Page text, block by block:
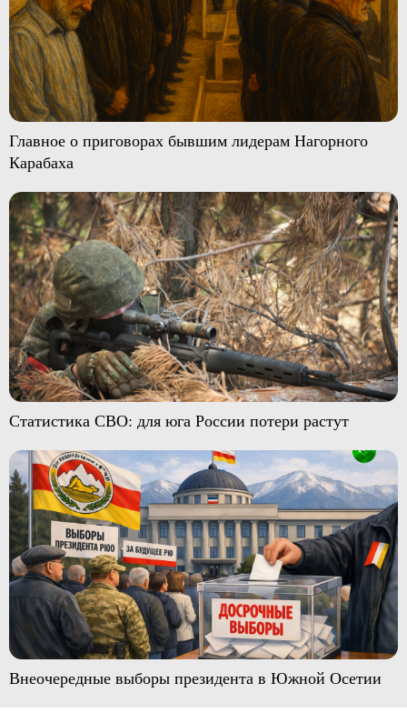
Главное о приговорах бывшим лидерам Нагорного
Карабаха
Статистика СВО: для юга России потери растут
Внеочередные выборы президента в Южной Осетии